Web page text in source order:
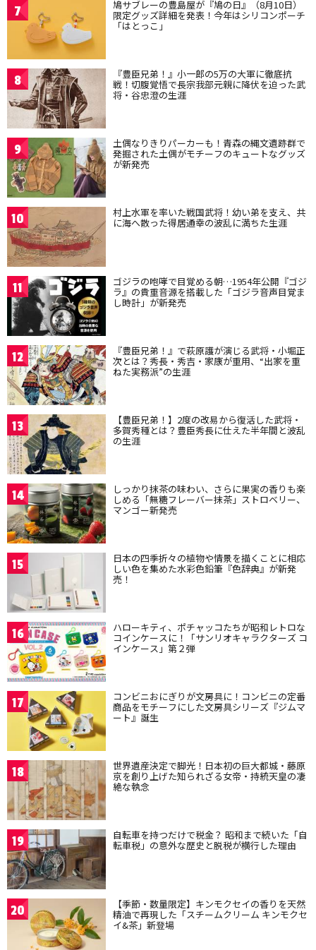
7 鳩サブレーの豊島屋が『鳩の日』（8月10日）
限定グッズ詳細を発表！今年はシリコンポーチ
「はとっこ」
8 『豊臣兄弟！』小一郎の5万の大軍に徹底抗
戦！切腹覚悟で長宗我部元親に降伏を迫った武
将・谷忠澄の生涯
9 土偶なりきりパーカーも！青森の縄文遺跡群で
発掘された土偶がモチーフのキュートなグッズ
が新発売
10 村上水軍を率いた戦国武将！幼い弟を支え、共
に海へ散った得居通幸の波乱に満ちた生涯
11 ゴジラの咆哮で目覚める朝…1954年公開『ゴジ
ラ』の貴重音源を搭載した「ゴジラ音声目覚ま
し時計」が新発売
12 『豊臣兄弟！』で萩原護が演じる武将・小堀正
次とは？秀長・秀吉・家康が重用、“出家を重
ねた実務派”の生涯
13 【豊臣兄弟！】2度の改易から復活した武将・
多賀秀種とは？豊臣秀長に仕えた半年間と波乱
の生涯
14 しっかり抹茶の味わい、さらに果実の香りも楽
しめる「無糖フレーバー抹茶」ストロベリー、
マンゴー新発売
15 日本の四季折々の植物や情景を描くことに相応
しい色を集めた水彩色鉛筆『色辞典』が新発
売！
16 ハローキティ、ポチャッコたちが昭和レトロな
コインケースに！「サンリオキャラクターズ コ
インケース」第２弾
17 コンビニおにぎりが文房具に！コンビニの定番
商品をモチーフにした文房具シリーズ『ジムマ
ート』誕生
18 世界遺産決定で脚光！日本初の巨大都城・藤原
京を創り上げた知られざる女帝・持統天皇の凄
絶な執念
19 自転車を持つだけで税金？ 昭和まで続いた「自
転車税」の意外な歴史と脱税が横行した理由
20 【季節・数量限定】キンモクセイの香りを天然
精油で再現した「スチームクリーム キンモクセ
イ&茶」新登場